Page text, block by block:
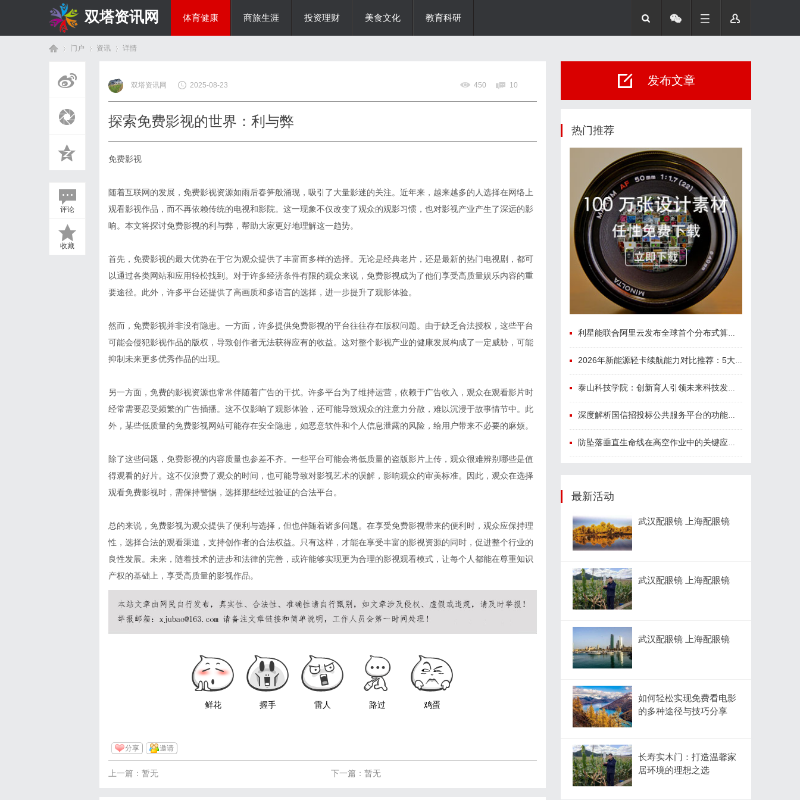
双塔资讯网 体育健康 商旅生涯 投资理财 美食文化 教育科研
门户 资讯
›
详情
评论
收藏
双塔资讯网 2025-08-23 450 10
探索免费影视的世界：利与弊
免费影视
随着互联网的发展，免费影视资源如雨后春笋般涌现，吸引了大量影迷的关注。近年来，越来越多的人选择在网络上
观看影视作品，而不再依赖传统的电视和影院。这一现象不仅改变了观众的观影习惯，也对影视产业产生了深远的影
响。本文将探讨免费影视的利与弊，帮助大家更好地理解这一趋势。
首先，免费影视的最大优势在于它为观众提供了丰富而多样的选择。无论是经典老片，还是最新的热门电视剧，都可
以通过各类网站和应用轻松找到。对于许多经济条件有限的观众来说，免费影视成为了他们享受高质量娱乐内容的重
要途径。此外，许多平台还提供了高画质和多语言的选择，进一步提升了观影体验。
然而，免费影视并非没有隐患。一方面，许多提供免费影视的平台往往存在版权问题。由于缺乏合法授权，这些平台
可能会侵犯影视作品的版权，导致创作者无法获得应有的收益。这对整个影视产业的健康发展构成了一定威胁，可能
抑制未来更多优秀作品的出现。
另一方面，免费的影视资源也常常伴随着广告的干扰。许多平台为了维持运营，依赖于广告收入，观众在观看影片时
经常需要忍受频繁的广告插播。这不仅影响了观影体验，还可能导致观众的注意力分散，难以沉浸于故事情节中。此
外，某些低质量的免费影视网站可能存在安全隐患，如恶意软件和个人信息泄露的风险，给用户带来不必要的麻烦。
除了这些问题，免费影视的内容质量也参差不齐。一些平台可能会将低质量的盗版影片上传，观众很难辨别哪些是值
得观看的好片。这不仅浪费了观众的时间，也可能导致对影视艺术的误解，影响观众的审美标准。因此，观众在选择
观看免费影视时，需保持警惕，选择那些经过验证的合法平台。
总的来说，免费影视为观众提供了便利与选择，但也伴随着诸多问题。在享受免费影视带来的便利时，观众应保持理
性，选择合法的观看渠道，支持创作者的合法权益。只有这样，才能在享受丰富的影视资源的同时，促进整个行业的
良性发展。未来，随着技术的进步和法律的完善，或许能够实现更为合理的影视观看模式，让每个人都能在尊重知识
产权的基础上，享受高质量的影视作品。
鲜花 握手 雷人 路过 鸡蛋
分享 邀请
下一篇：暂无
上一篇：暂无
发布文章
热门推荐
利星能联合阿里云发布全球首个分布式算电协同解决方案
2026年新能源轻卡续航能力对比推荐：5大主流平台三维解析
泰山科技学院：创新育人引领未来科技发展新高地
深度解析国信招投标公共服务平台的功能与优势
防坠落垂直生命线在高空作业中的关键应用与安全保障
最新活动
武汉配眼镜 上海配眼镜
武汉配眼镜 上海配眼镜
武汉配眼镜 上海配眼镜
如何轻松实现免费看电影
的多种途径与技巧分享
长寿实木门：打造温馨家
居环境的理想之选